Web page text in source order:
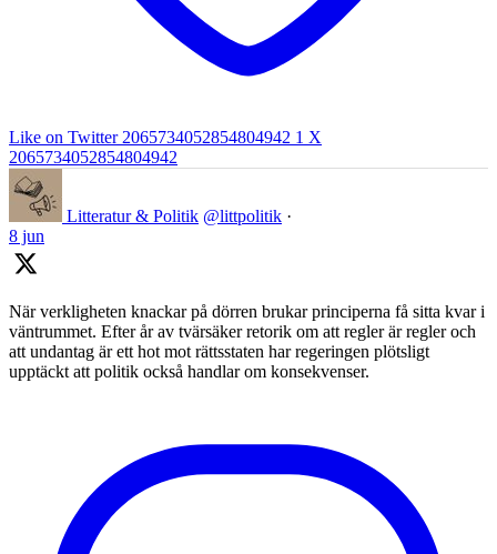
Like on Twitter 2065734052854804942 1 X
2065734052854804942
Litteratur & Politik @littpolitik ·
8 jun
När verkligheten knackar på dörren brukar principerna få sitta kvar i
väntrummet. Efter år av tvärsäker retorik om att regler är regler och
att undantag är ett hot mot rättsstaten har regeringen plötsligt
upptäckt att politik också handlar om konsekvenser.